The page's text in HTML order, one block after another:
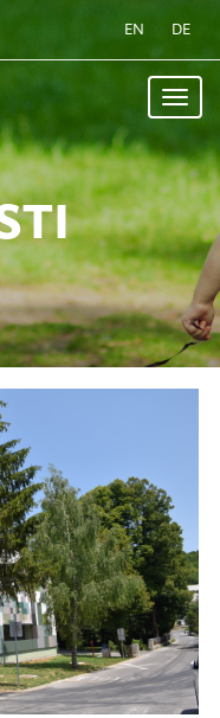
EN DE
Toggle